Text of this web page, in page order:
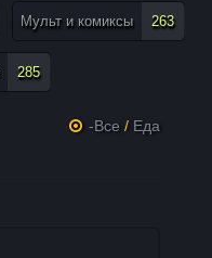
Мульт и комиксы 263
285
-Все / Еда